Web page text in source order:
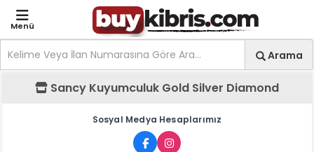
Menü
Ara
Arama
Sancy Kuyumculuk
Sancy Kuyumculuk Gold Silver Diamond
Sosyal Medya Hesaplarımız